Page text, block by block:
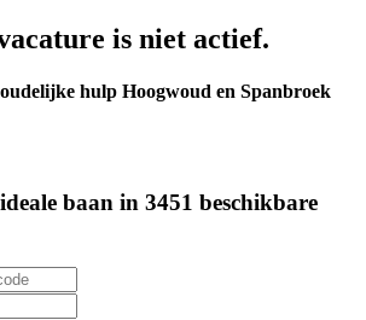
is niet actief.
hulp Hoogwoud en Spanbroek
baan in 3451 beschikbare